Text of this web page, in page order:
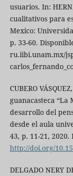
usuarios. In:
cualitativos para
Mexico:
p. 33-60.
ru.iibi.unam.mx/
CUBERO
guanacasteca “La
desarrollo del
desde el aula
43, p. 11-21, 2020.
http://doi.org/
DELGADO NERY